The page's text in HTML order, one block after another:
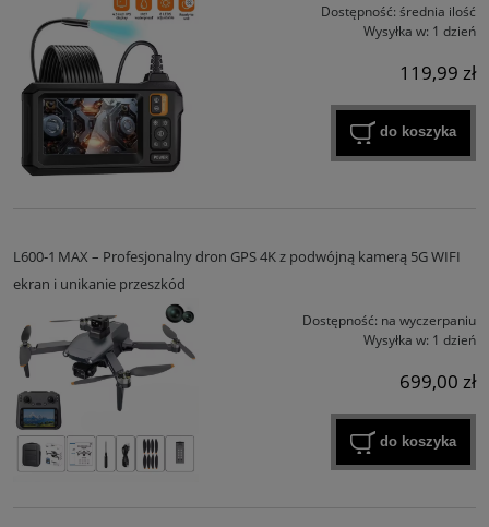
Dostępność: średnia ilość
Wysyłka w: 1 dzień
119,99 zł
do koszyka
L600‑1 MAX – Profesjonalny dron GPS 4K z podwójną kamerą 5G WIFI
ekran i unikanie przeszkód
Dostępność: na wyczerpaniu
Wysyłka w: 1 dzień
699,00 zł
do koszyka